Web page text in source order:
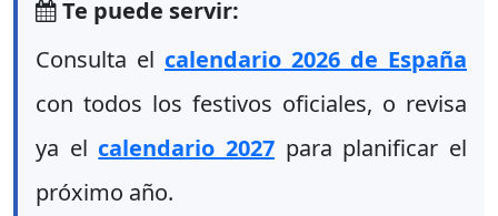
Te puede servir:
Consulta el calendario 2026 de España
con todos los festivos oficiales, o revisa
ya el calendario 2027 para planificar el
próximo año.